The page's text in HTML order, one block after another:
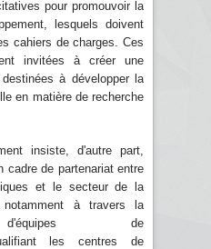
pour promouvoir la
lesquels doivent
cahiers de charges. Ces
invitées à créer une
à développer la
en matière de recherche
insiste, d'autre part,
cadre de partenariat entre
et le secteur de la
notamment à travers la
de
les centres de